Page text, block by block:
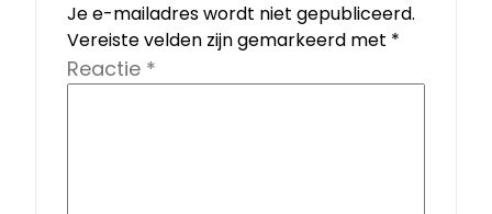
Je e-mailadres wordt niet gepubliceerd.
Vereiste velden zijn gemarkeerd met *
Reactie *